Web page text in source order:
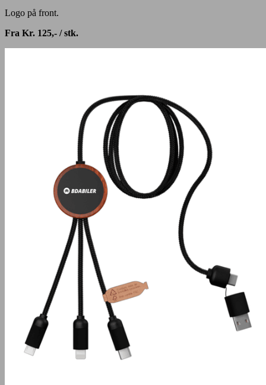
Logo på front.
Fra Kr. 125,- / stk.